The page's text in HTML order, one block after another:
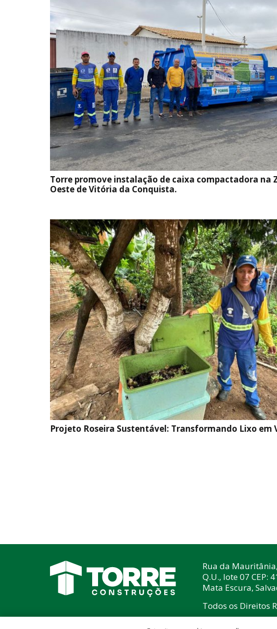
Torre promove instalação de caixa compactadora na
Oeste de Vitória da Conquista.
Projeto Roseira Sustentável: Transformando Lixo em
Rua da
Q.U., lote 07 CEP:
Mata Escura,
Todos os Direitos